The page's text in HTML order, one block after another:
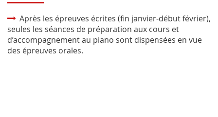
Après les épreuves écrites (fin janvier-début février),
seules les séances de préparation aux cours et
d’accompagnement au piano sont dispensées en vue
des épreuves orales.